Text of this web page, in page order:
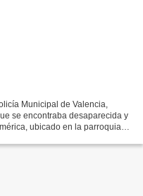
Municipal de Valencia,
se encontraba desaparecida y
ubicado en la parroquia